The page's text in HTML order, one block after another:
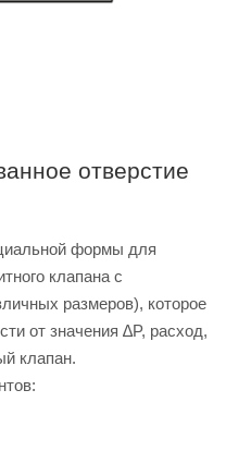
отверстие
формы для
клапана с
размеров), которое
от значения ∆P, расход,
клапан.